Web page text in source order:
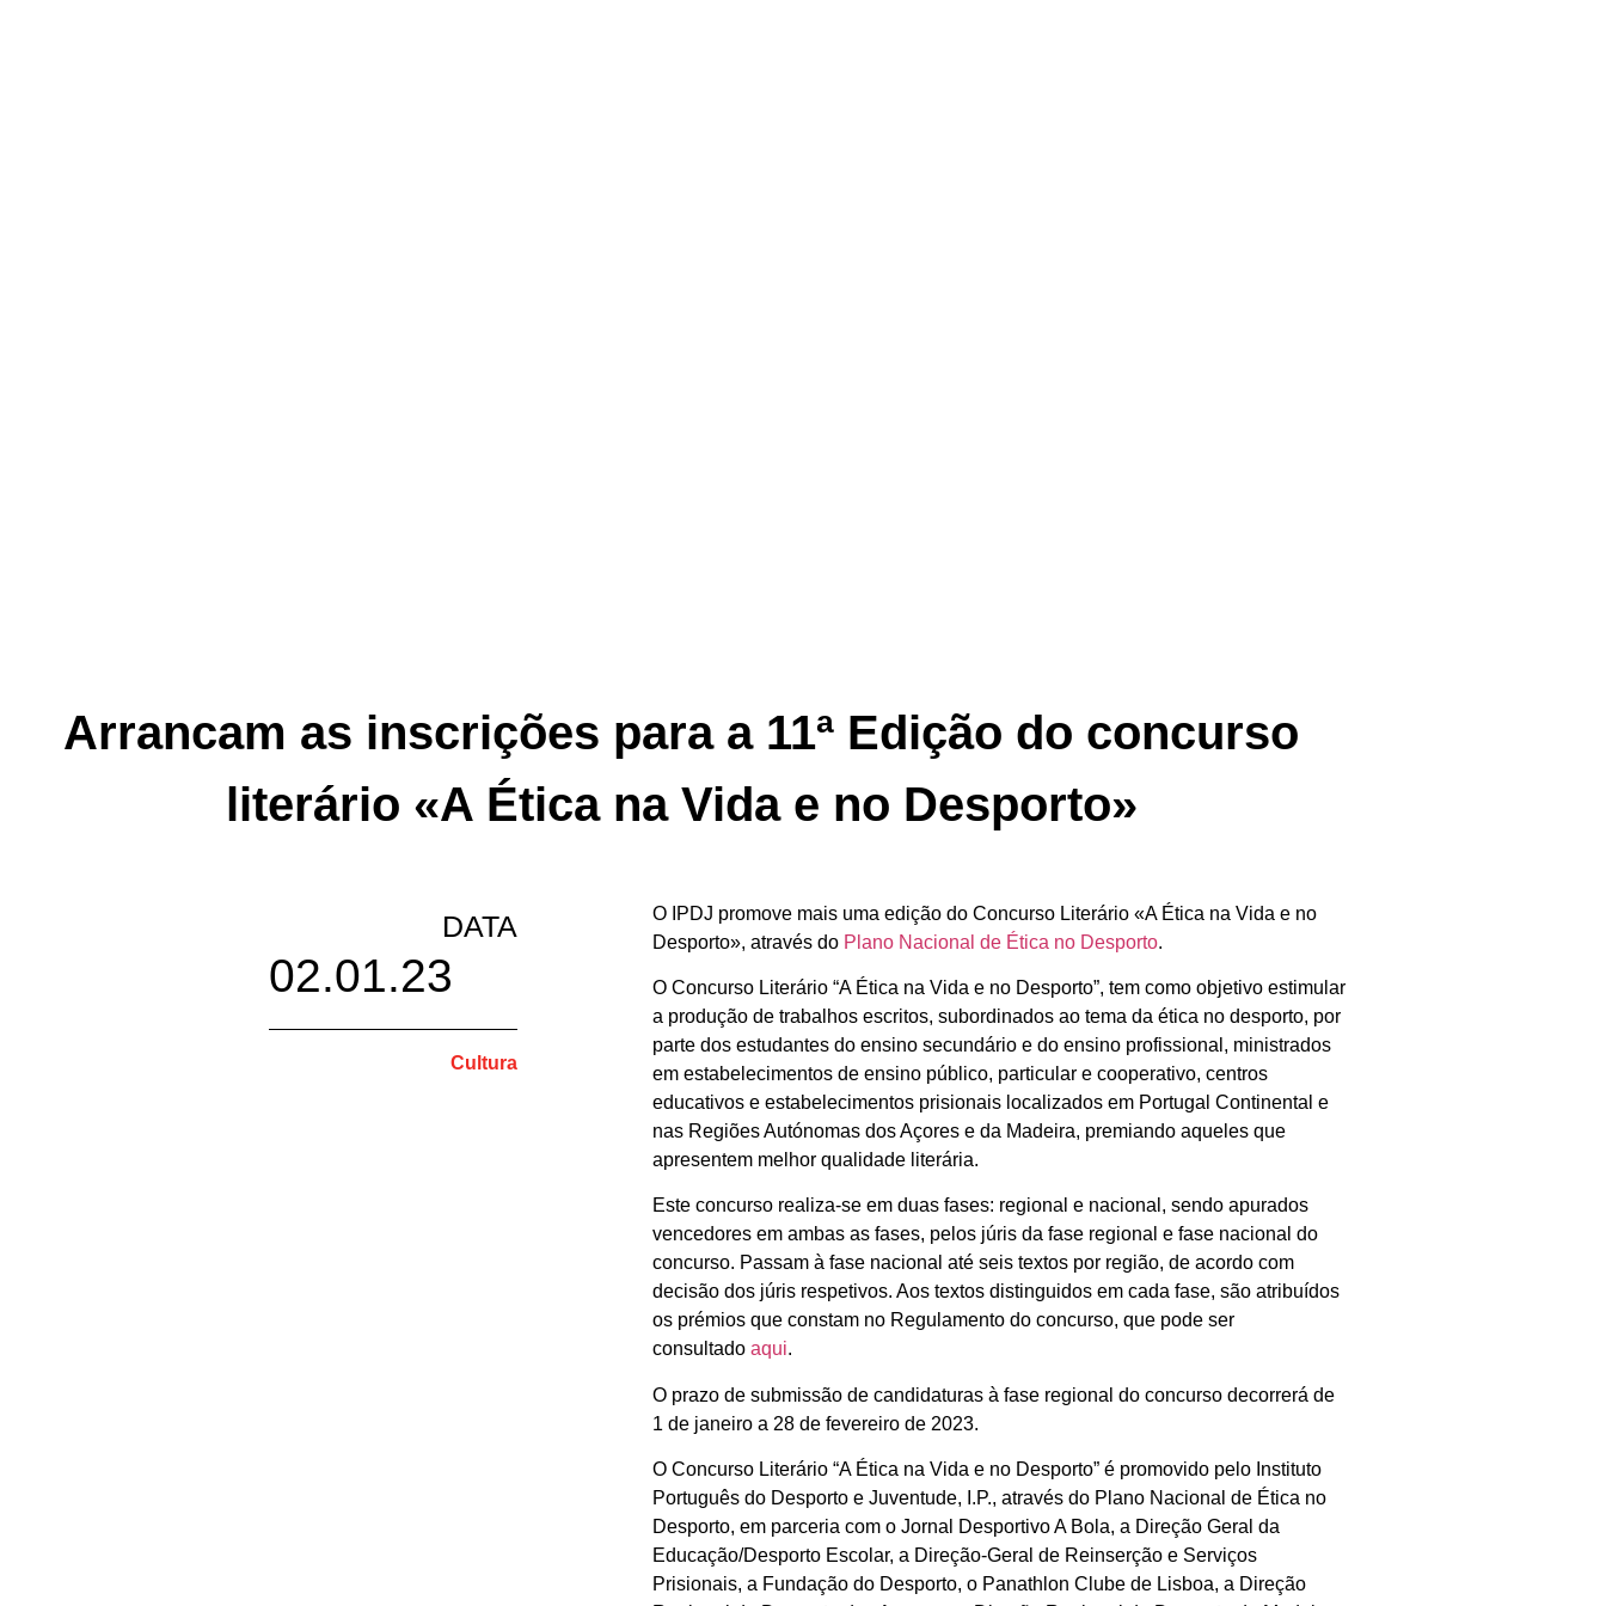
Arrancam as inscrições para a 11ª Edição do concurso
literário «A Ética na Vida e no Desporto»
DATA
02.01.23
Cultura
O IPDJ promove mais uma edição do Concurso Literário «A Ética na Vida e no
Desporto», através do Plano Nacional de Ética no Desporto.
O Concurso Literário “A Ética na Vida e no Desporto”, tem como objetivo estimular
a produção de trabalhos escritos, subordinados ao tema da ética no desporto, por
parte dos estudantes do ensino secundário e do ensino profissional, ministrados
em estabelecimentos de ensino público, particular e cooperativo, centros
educativos e estabelecimentos prisionais localizados em Portugal Continental e
nas Regiões Autónomas dos Açores e da Madeira, premiando aqueles que
apresentem melhor qualidade literária.
Este concurso realiza-se em duas fases: regional e nacional, sendo apurados
vencedores em ambas as fases, pelos júris da fase regional e fase nacional do
concurso. Passam à fase nacional até seis textos por região, de acordo com
decisão dos júris respetivos. Aos textos distinguidos em cada fase, são atribuídos
os prémios que constam no Regulamento do concurso, que pode ser
consultadoaqui.
O prazo de submissão de candidaturasà fase regional do concurso decorrerá de
1 de janeiro a 28 de fevereiro de 2023.
O Concurso Literário “A Ética na Vida e no Desporto” é promovido pelo Instituto
Português do Desporto e Juventude, I.P., através do Plano Nacional de Ética no
Desporto, em parceria com o Jornal Desportivo A Bola, a Direção Geral da
Educação/Desporto Escolar, a Direção-Geral de Reinserção e Serviços
Prisionais, a Fundação do Desporto, o Panathlon Clube de Lisboa, a Direção